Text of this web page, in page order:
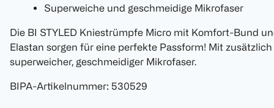
Superweiche und geschmeidige Mikrofaser
Die BI STYLED Kniestrümpfe Micro mit Komfort-Bund
Elastan sorgen für eine perfekte Passform! Mit zusätzlich
superweicher, geschmeidiger Mikrofaser.
BIPA-Artikelnummer: 530529